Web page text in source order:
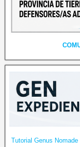
Tutorial Genus Nomade